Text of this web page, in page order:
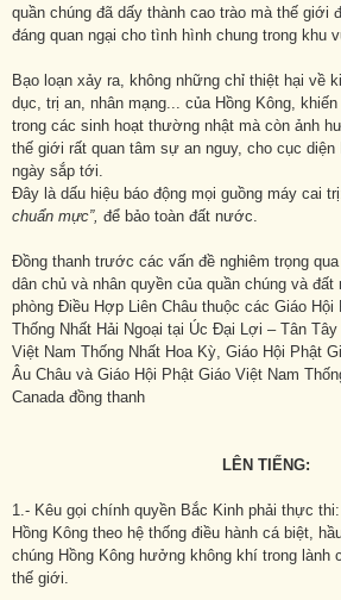
quần chúng đã dấy thành cao trào mà thế giới
đáng quan ngại cho tình hình chung trong khu
Bạo loạn xảy ra, không những chỉ thiệt hại về
dục, trị an, nhân mạng... của Hồng Kông,
trong các sinh hoạt thường nhật mà còn ảnh
thế giới rất quan tâm sự an nguy, cho cục diện
ngày sắp tới.
Đây là dấu hiệu báo động mọi guồng máy cai
chuẩn mực”, để bảo toàn đất nước.
Đồng thanh trước các vấn đề nghiêm trọng
dân chủ và nhân quyền của quần chúng và
phòng Điều Hợp Liên Châu thuộc các Giáo Hội
Thống Nhất Hải Ngoại tại Úc Đại Lợi – Tân
Việt Nam Thống Nhất Hoa Kỳ, Giáo Hội Phật
Âu Châu và Giáo Hội Phật Giáo Việt Nam
Canada đồng thanh
LÊN TIẾNG:
1.- Kêu gọi chính quyền Bắc Kinh phải thực
Hồng Kông theo hệ thống điều hành cá biệt,
chúng Hồng Kông hưởng không khí trong lành
thế giới.